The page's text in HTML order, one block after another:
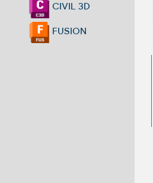
CIVIL 3D
FUSION